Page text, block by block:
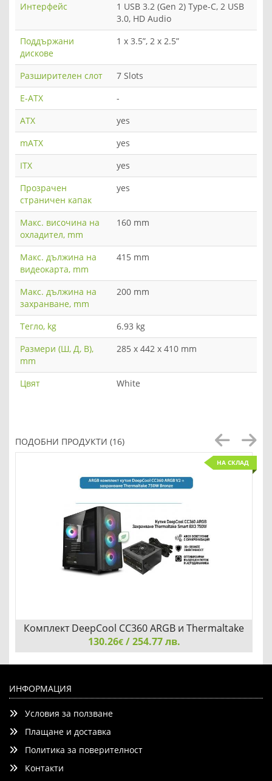
Интерфейс
1 USB 3.2 (Gen 2) Type-C, 2 USB
3.0, HD Audio
Поддържани
дискове
1 x 3.5”, 2 x 2.5”
Разширителен слот
7 Slots
E-ATX
-
ATX
yes
mATX
yes
ITX
yes
Прозрачен
страничен капак
yes
Макс. височина на
охладител, mm
160 mm
Макс. дължина на
видеокарта, mm
415 mm
Макс. дължина на
захранване, mm
200 mm
Тегло, kg
6.93 kg
Размери (Ш, Д, В),
mm
285 x 442 x 410 mm
Цвят White
ПОДОБНИ ПРОДУКТИ (16)
НА СКЛАД
BX3 750W
Комплект DeepCool CC360 ARGB и Thermaltake
Smart BX3 750W
130.26€/ 254.77 лв.
ИНФОРМАЦИЯ
Условия за ползване
Плащане и доставка
Политика за поверителност
Контакти